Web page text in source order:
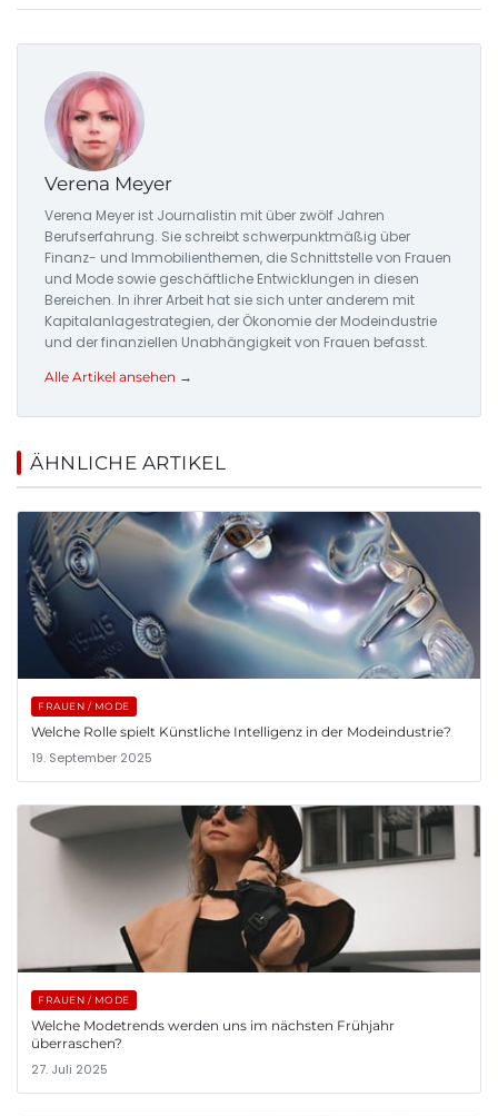
Verena Meyer
Verena Meyer ist Journalistin mit über zwölf Jahren
Berufserfahrung. Sie schreibt schwerpunktmäßig über
Finanz- und Immobilienthemen, die Schnittstelle von Frauen
und Mode sowie geschäftliche Entwicklungen in diesen
Bereichen. In ihrer Arbeit hat sie sich unter anderem mit
Kapitalanlagestrategien, der Ökonomie der Modeindustrie
und der finanziellen Unabhängigkeit von Frauen befasst.
Alle Artikel ansehen →
ÄHNLICHE ARTIKEL
FRAUEN / MODE
Welche Rolle spielt Künstliche Intelligenz in der Modeindustrie?
19. September 2025
FRAUEN / MODE
Welche Modetrends werden uns im nächsten Frühjahr
überraschen?
27. Juli 2025